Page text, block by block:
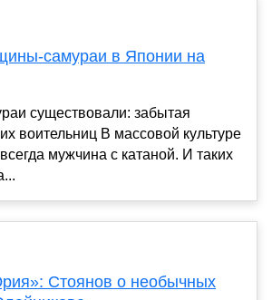
самураи в Японии на
существовали: забытая
воительниц В массовой культуре
мужчина с катаной. И таких
Стоянов о необычных